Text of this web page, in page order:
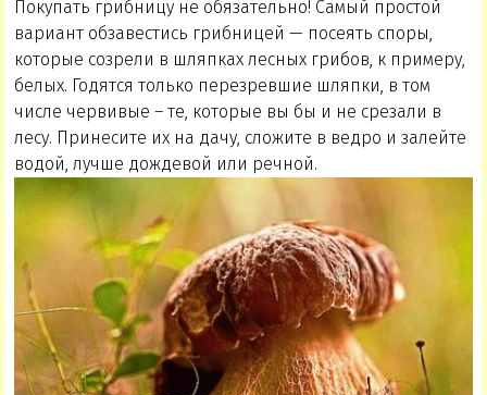
Покупать грибницу не обязательно! Самый простой
вариант обзавестись грибницей — посеять споры,
которые созрели в шляпках лесных грибов, к примеру,
белых. Годятся только перезревшие шляпки, в том
числе червивые – те, которые вы бы и не срезали в
лесу. Принесите их на дачу, сложите в ведро и залейте
водой, лучше дождевой или речной.